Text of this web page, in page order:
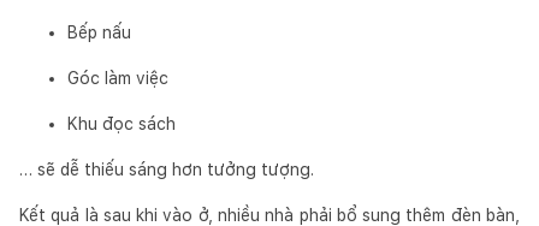
Bếp nấu
Góc làm việc
Khu đọc sách
… sẽ dễ thiếu sáng hơn tưởng tượng.
Kết quả là sau khi vào ở, nhiều nhà phải bổ sung thêm đèn bàn,